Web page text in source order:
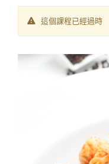
這個課程已經過時